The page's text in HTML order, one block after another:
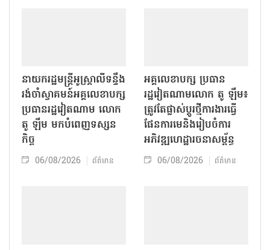
នាយករដ្ឋមន្ត្រីអូស្ត្រាលីទន្ទឹង
រង់ចាំស្វាគមន៍អគ្គលេខាបក្ស
ប្រធានរដ្ឋវៀតណាម លោក
តូ ឡឹម មកបំពេញទស្សន
កិច្ច
06/08/2026 ព័ត៌មាន
អគ្គលេខាបក្ស ប្រធាន
រដ្ឋវៀតណាមលោក តូ ឡឹម៖
ត្រូវតែផ្លាស់ប្ដូរថ្មីការងារធ្វើ
ផែនការមេនិងរៀបចំការ
អភិវឌ្ឍហេដ្ឋារចនាសម្ព័ន្ធ
06/08/2026 ព័ត៌មាន